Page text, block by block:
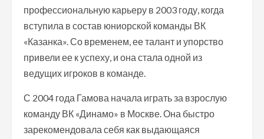
профессиональную карьеру в 2003 году, когда
вступила в состав юниорской команды ВК
«Казанка». Со временем, ее талант и упорство
привели ее к успеху, и она стала одной из
ведущих игроков в команде.
С 2004 года Гамова начала играть за взрослую
команду ВК «Динамо» в Москве. Она быстро
зарекомендовала себя как выдающаяся